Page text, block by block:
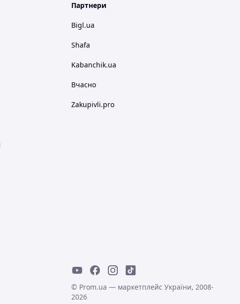
Партнери
Bigl.ua
Shafa
Kabanchik.ua
Вчасно
Zakupivli.pro
© Prom.ua — маркетплейс України, 2008-
2026